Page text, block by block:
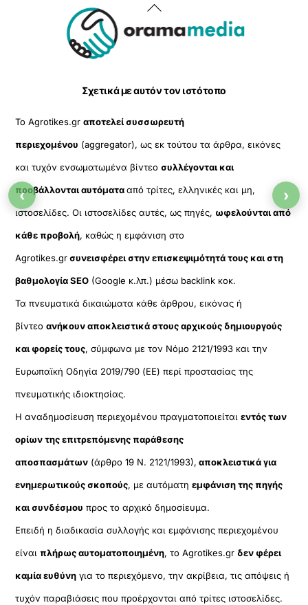
Back
To
Σχετικά με αυτόν τον ιστότοπο
Το Agrotikes.grαποτελεί συσσωρευτή
περιεχομένου (aggregator), ως εκ τούτου τα άρθρα, εικόνες
και τυχόν ενσωματωμένα βίντεοσυλλέγονται και
προβάλλονται αυτόματααπό τρίτες, ελληνικές και μη,
ιστοσελίδες. Οι ιστοσελίδες αυτές, ως πηγές, ωφελούνται από
κάθε προβολή, καθώς η εμφάνιση στο
Agrotikes.grσυνεισφέρει στην επισκεψιμότητά τους και στη
βαθμολογία SEO (Google κ.λπ.) μέσω backlink κοκ.
Τα πνευματικά δικαιώματα κάθε άρθρου, εικόνας ή
βίντεοανήκουν αποκλειστικά στους αρχικούς δημιουργούς
και φορείς τους, σύμφωνα με τον Νόμο 2121/1993 και την
Ευρωπαϊκή Οδηγία 2019/790 (ΕΕ) περί προστασίας της
πνευματικής ιδιοκτησίας.
Η αναδημοσίευση περιεχομένου πραγματοποιείταιεντός των
ορίων της επιτρεπόμενης παράθεσης
αποσπασμάτων (άρθρο 19 Ν. 2121/1993), αποκλειστικά για
ενημερωτικούς σκοπούς, με αυτόματηεμφάνιση της πηγής
και συνδέσμου προς το αρχικό δημοσίευμα.
Επειδή η διαδικασία συλλογής και εμφάνισης περιεχομένου
είναιπλήρως αυτοματοποιημένη, το Agrotikes.gr δεν φέρει
καμία ευθύνη για το περιεχόμενο, την ακρίβεια, τις απόψεις ή
τυχόν παραβιάσεις που προέρχονται από τρίτες ιστοσελίδες.
‹ ›